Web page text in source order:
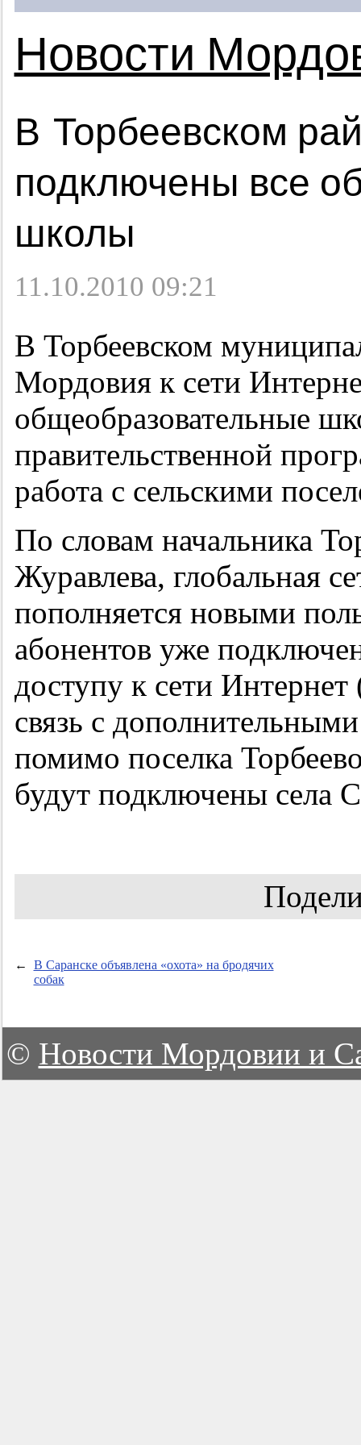
Новости
В Торбеевском
подключены все
школы
11.10.2010 09:21
В Торбеевском
Мордовия к сети
общеобразовательные
правительственной
работа с сельскими
По словам начальника
Журавлева, глобальная
пополняется новыми
абонентов уже
доступу к сети
связь с
помимо поселка
будут подключены села
←
В Саранске объявлена «охота» на бродячих
собак
© Новости Мордовии и